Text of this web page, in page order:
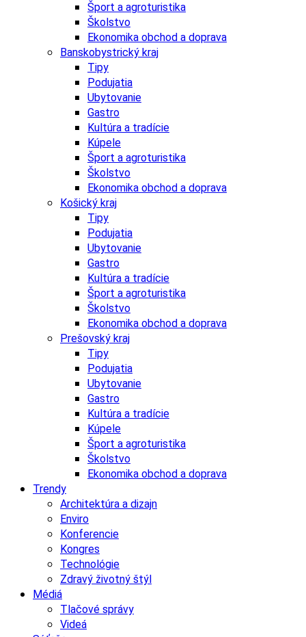
Šport a agroturistika
Školstvo
Ekonomika obchod a doprava
Banskobystrický kraj
Tipy
Podujatia
Ubytovanie
Gastro
Kultúra a tradície
Kúpele
Šport a agroturistika
Školstvo
Ekonomika obchod a doprava
Košický kraj
Tipy
Podujatia
Ubytovanie
Gastro
Kultúra a tradície
Šport a agroturistika
Školstvo
Ekonomika obchod a doprava
Prešovský kraj
Tipy
Podujatia
Ubytovanie
Gastro
Kultúra a tradície
Kúpele
Šport a agroturistika
Školstvo
Ekonomika obchod a doprava
Trendy
Architektúra a dizajn
Enviro
Konferencie
Kongres
Technológie
Zdravý životný štýl
Médiá
Tlačové správy
Videá